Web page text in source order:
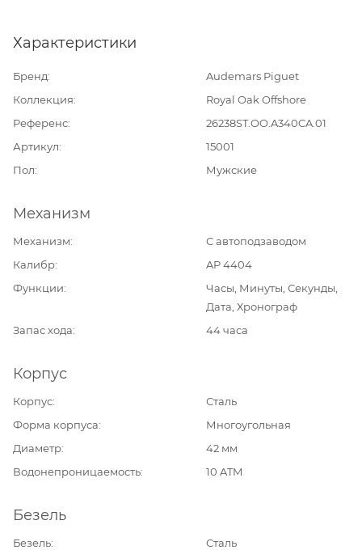
Характеристики
Бренд
Audemars Piguet
Коллекция
Royal Oak Offshore
Референс
26238ST.OO.A340CA.01
Артикул
15001
Пол
Мужские
Механизм
Механизм
С автоподзаводом
Калибр
AP 4404
Функции
Часы, Минуты, Секунды,
Дата, Хронограф
Запас хода
44 часа
Корпус
Корпус
Сталь
Форма корпуса
Многоугольная
Диаметр
42 мм
Водонепроницаемость
10 ATM
Безель
Безель
Сталь